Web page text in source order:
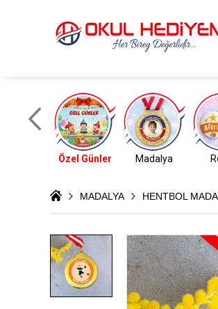
Özel Günler Madalya
MADALYA HENTBOL